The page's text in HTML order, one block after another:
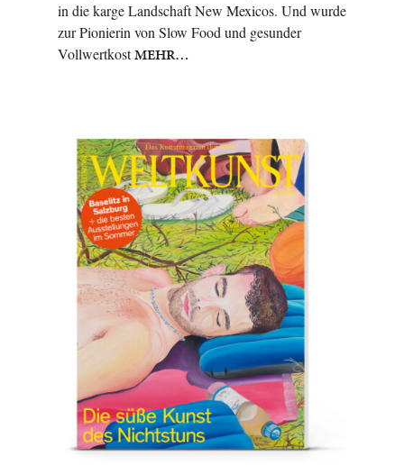
in die karge Landschaft New Mexicos. Und wurde
zur Pionierin von Slow Food und gesunder
VollwertkostMEHR…